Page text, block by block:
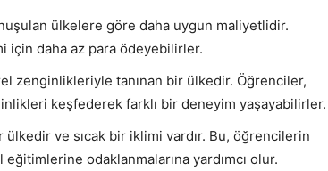
ülkelere göre daha uygun maliyetlidir.
için daha az para ödeyebilirler.
zenginlikleriyle tanınan bir ülkedir. Öğrenciler,
keşfederek farklı bir deneyim yaşayabilirler.
ve sıcak bir iklimi vardır. Bu, öğrencilerin
odaklanmalarına yardımcı olur.